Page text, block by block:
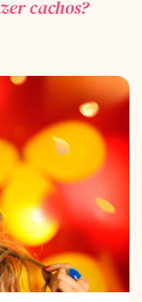
cachos?